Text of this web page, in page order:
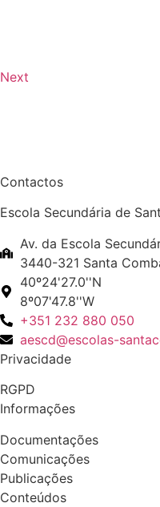
Next
Contactos
Escola Secundária de
Av. da Escola
3440-321 Santa
40º24'27.0''N
8º07'47.8''W
+351 232 880 050
aescd@escolas-
Privacidade
RGPD
Informações
Documentações
Comunicações
Publicações
Conteúdos